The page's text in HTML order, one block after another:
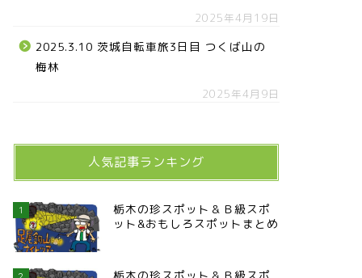
2025年4月19日
2025.3.10 茨城自転車旅3日目 つくば山の
梅林
2025年4月9日
人気記事ランキング
1
栃木の珍スポット＆Ｂ級スポ
ット&おもしろスポットまとめ